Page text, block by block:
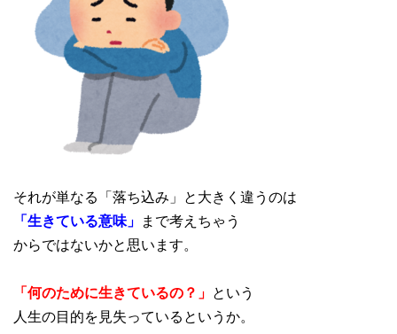
それが単なる「落ち込み」と大きく違うのは
「生きている意味」 まで考えちゃう
からではないかと思います。
「何のために生きているの？」 という
人生の目的を見失っているというか。